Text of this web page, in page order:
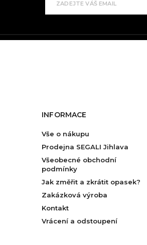
INFORMACE
Vše o nákupu
Prodejna SEGALI Jihlava
Všeobecné obchodní
podmínky
Jak změřit a zkrátit opasek?
Zakázková výroba
Kontakt
Vrácení a odstoupení